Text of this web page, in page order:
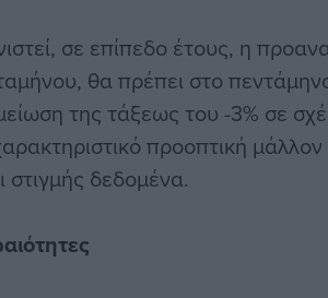
σε επίπεδο έτους, η
θα πρέπει στο
της τάξεως του -3% σε
προοπτική
δεδομένα.